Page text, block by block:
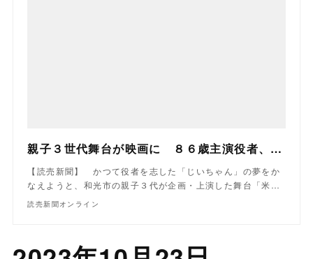
親子３世代舞台が映画に ８６歳主演役者、孫が支え 和光で来年１月上映予定
【読売新聞】 かつて役者を志した「じいちゃん」の夢をか
なえようと、和光市の親子３代が企画・上演した舞台「米…
読売新聞オンライン